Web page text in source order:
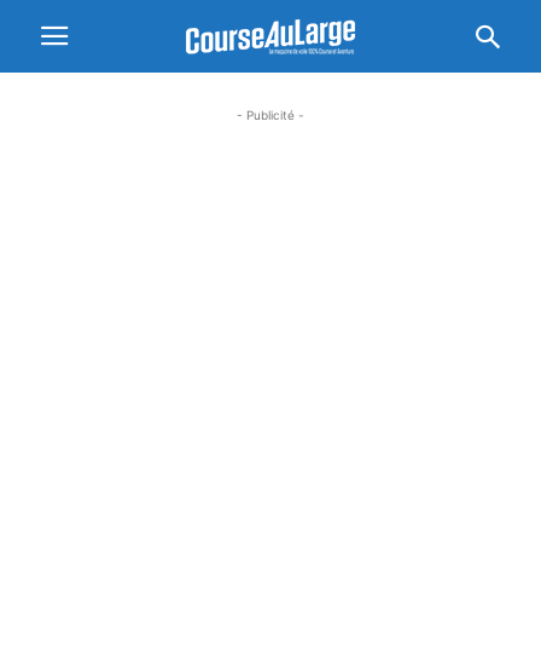
- Publicité -